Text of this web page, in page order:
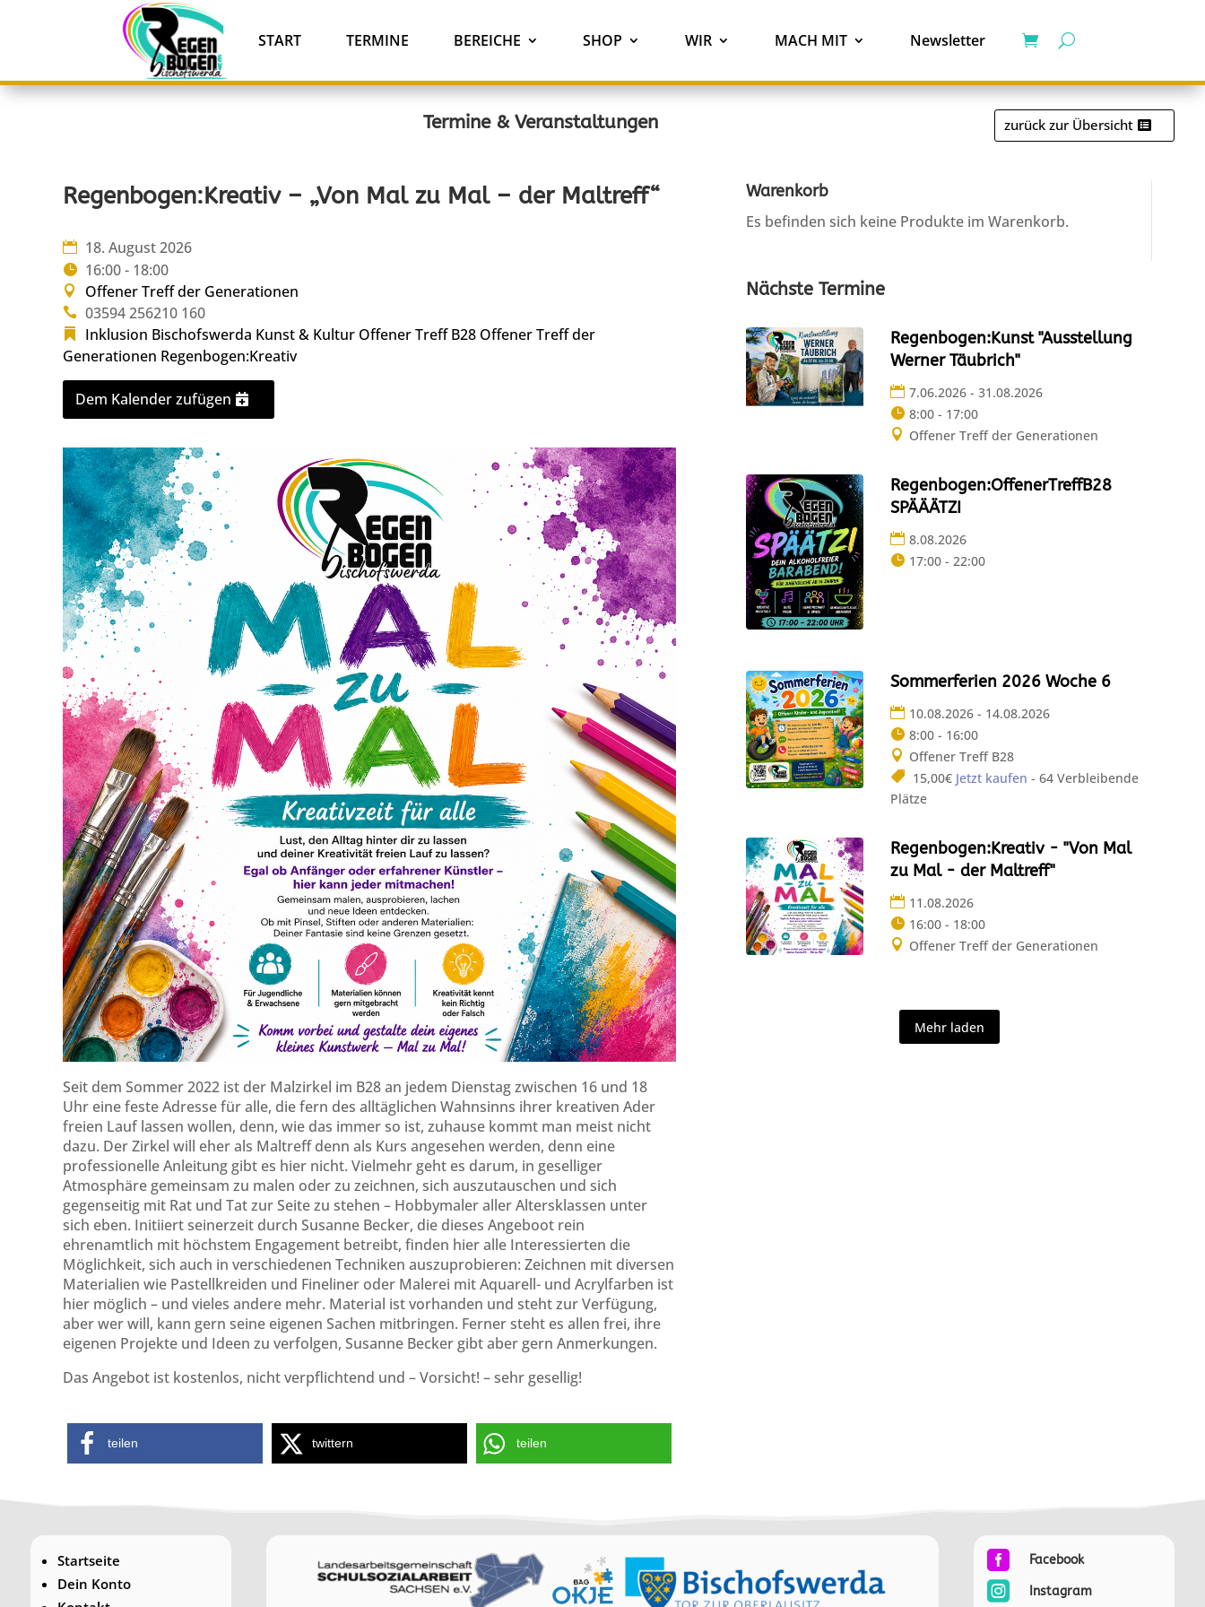
START TERMINE BEREICHE SHOP WIR MACH MIT Newsletter
Termine & Veranstaltungen zurück zur Übersicht
Regenbogen:Kreativ – „Von Mal zu Mal – der Maltreff“
18. August 2026
16:00 - 18:00
Offener Treff der Generationen
03594 256210 160
Inklusion Bischofswerda Kunst & Kultur Offener Treff B28 Offener Treff der
Generationen Regenbogen:Kreativ
Dem Kalender zufügen
Seit dem Sommer 2022 ist der Malzirkel im B28 an jedem Dienstag zwischen 16 und 18
Uhr eine feste Adresse für alle, die fern des alltäglichen Wahnsinns ihrer kreativen Ader
freien Lauf lassen wollen, denn, wie das immer so ist, zuhause kommt man meist nicht
dazu. Der Zirkel will eher als Maltreff denn als Kurs angesehen werden, denn eine
professionelle Anleitung gibt es hier nicht. Vielmehr geht es darum, in geselliger
Atmosphäre gemeinsam zu malen oder zu zeichnen, sich auszutauschen und sich
gegenseitig mit Rat und Tat zur Seite zu stehen – Hobbymaler aller Altersklassen unter
sich eben. Initiiert seinerzeit durch Susanne Becker, die dieses Angeboot rein
ehrenamtlich mit höchstem Engagement betreibt, finden hier alle Interessierten die
Möglichkeit, sich auch in verschiedenen Techniken auszuprobieren: Zeichnen mit diversen
Materialien wie Pastellkreiden und Fineliner oder Malerei mit Aquarell- und Acrylfarben ist
hier möglich – und vieles andere mehr. Material ist vorhanden und steht zur Verfügung,
aber wer will, kann gern seine eigenen Sachen mitbringen. Ferner steht es allen frei, ihre
eigenen Projekte und Ideen zu verfolgen, Susanne Becker gibt aber gern Anmerkungen.
Das Angebot ist kostenlos, nicht verpflichtend und – Vorsicht! – sehr gesellig!
teilen twittern teilen
Warenkorb
Es befinden sich keine Produkte im Warenkorb.
Nächste Termine
Regenbogen:Kunst "Ausstellung
Werner Täubrich"
7.06.2026 - 31.08.2026
8:00 - 17:00
Offener Treff der Generationen
Regenbogen:OffenerTreffB28
SPÄÄÄTZI
8.08.2026
17:00 - 22:00
Sommerferien 2026 Woche 6
10.08.2026 - 14.08.2026
8:00 - 16:00
Offener Treff B28
15,00€ Jetzt kaufen - 64 Verbleibende
Plätze
Regenbogen:Kreativ - "Von Mal
zu Mal - der Maltreff"
11.08.2026
16:00 - 18:00
Offener Treff der Generationen
Mehr laden
Startseite
Dein Konto
 Facebook
 Instagram